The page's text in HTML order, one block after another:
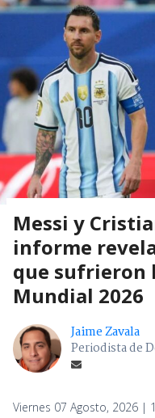
Messi y
informe
que sufrieron
Mundial 2026
Jaime Zavala
Periodista de
Viernes 07 Agosto, 2026 |